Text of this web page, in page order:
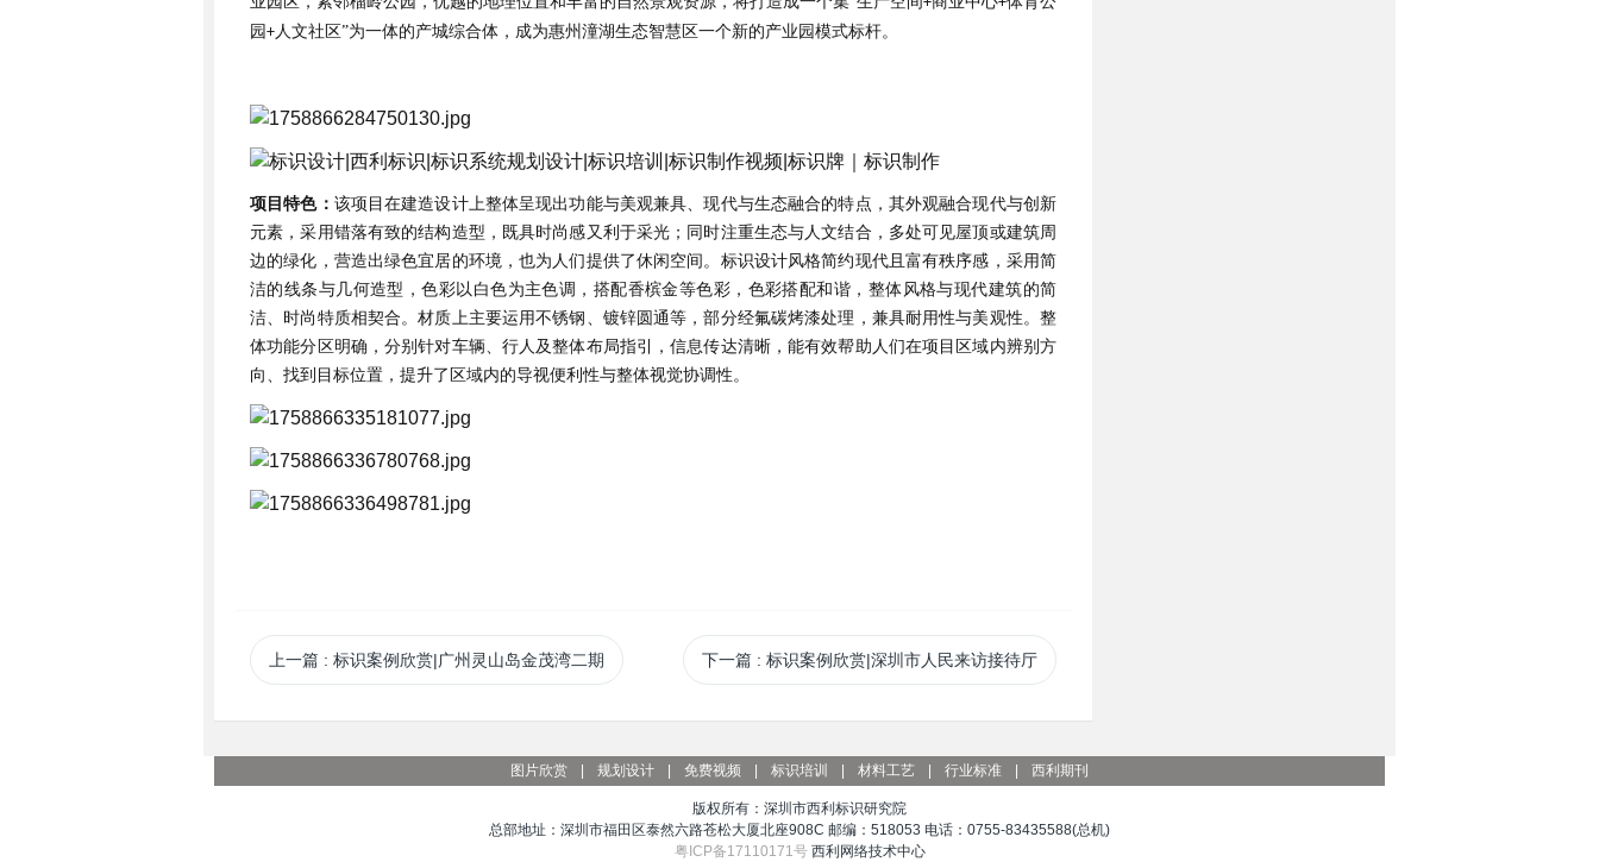
园 +⼈⽂社区”为⼀体的产城综合体，成为惠州潼湖⽣态智慧区⼀个新的产业园模式标杆。
项目特色： 该项目在建造设计上整体呈现出功能与美观兼具、现代与生态融合的特点，其外观融合现代与创新
元素，采用错落有致的结构造型，既具时尚感又利于采光；同时注重生态与人文结合，多处可见屋顶或建筑周
边的绿化，营造出绿色宜居的环境，也为人们提供了休闲空间。标识设计风格简约现代且富有秩序感，采用简
洁的线条与几何造型，色彩以白色为主色调，搭配香槟金等色彩，色彩搭配和谐，整体风格与现代建筑的简
洁、时尚特质相契合。材质上主要运用不锈钢、镀锌圆通等，部分经氟碳烤漆处理，兼具耐用性与美观性。整
体功能分区明确，分别针对车辆、行人及整体布局指引，信息传达清晰，能有效帮助人们在项目区域内辨别方
向、找到目标位置，提升了区域内的导视便利性与整体视觉协调性。
上一篇 : 标识案例欣赏|广州灵⼭岛⾦茂湾二期 下一篇 : 标识案例欣赏|深圳市⼈⺠来访接待厅
图片欣赏 规划设计 免费视频 标识培训 材料工艺 行业标准 西利期刊
版权所有：深圳市西利标识研究院
总部地址：深圳市福田区泰然六路苍松大厦北座908C 邮编：518053 电话：0755-83435588(总机)
粤ICP备17110171号西利网络技术中心